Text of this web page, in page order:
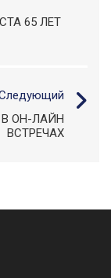
65 ЛЕТ
ОН-ЛАЙН
ВСТРЕЧАХ